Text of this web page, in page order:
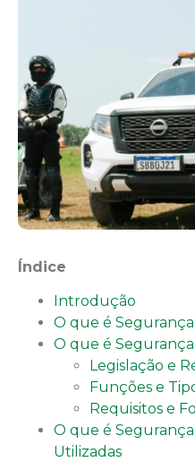
Índice
Introdução
O que é
O que é Segurança
Legislação e
Funções e
Requisitos e
O que é
Utilizadas